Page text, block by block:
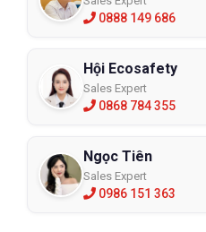
0888 149 686
Hội Ecosafety
Sales Expert
0868 784 355
Ngọc Tiên
Sales Expert
0986 151 363